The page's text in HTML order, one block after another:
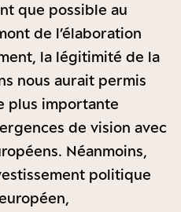
que possible au
de l’élaboration
la légitimité de la
nous aurait permis
plus importante
de vision avec
Néanmoins,
politique